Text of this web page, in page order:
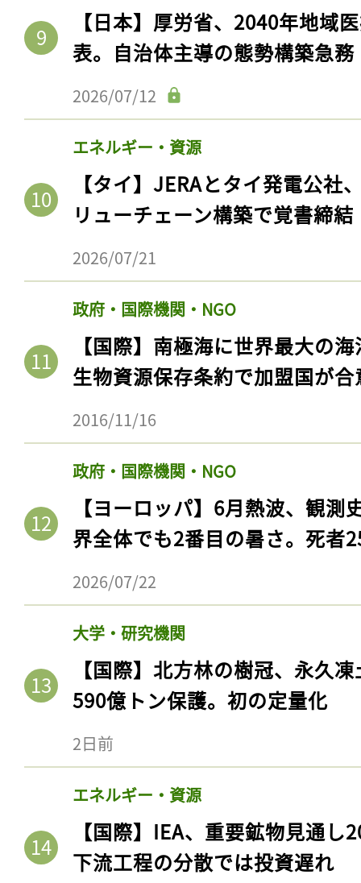
【日本】厚労省、2040年地域
表。自治体主導の態勢構築急務
2026/07/12
エネルギー・資源
【タイ】JERAとタイ発電公社
リューチェーン構築で覚書締結
2026/07/21
政府・国際機関・NGO
【国際】南極海に世界最大の
生物資源保存条約で加盟国が合
2016/11/16
政府・国際機関・NGO
【ヨーロッパ】6月熱波、観
界全体でも2番目の暑さ。死者
2026/07/22
大学・研究機関
【国際】北方林の樹冠、永久
590億トン保護。初の定量化
2日前
エネルギー・資源
【国際】IEA、重要鉱物見通
下流工程の分散では投資遅れ